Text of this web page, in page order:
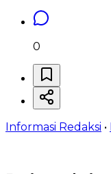
0
Informasi Redaksi •